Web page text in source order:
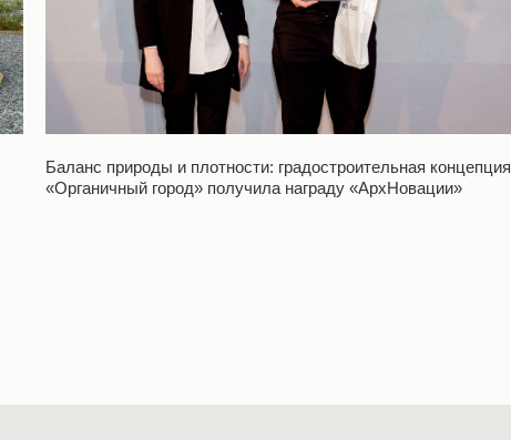
Баланс природы и плотности: градостроительная концепция
«Органичный город» получила награду «АрхНовации»